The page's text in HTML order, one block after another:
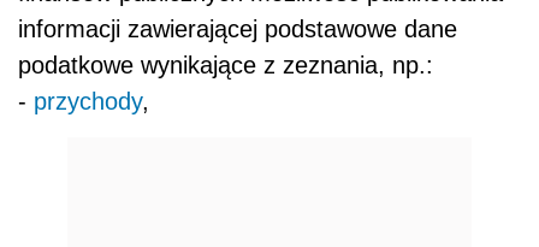
informacji zawierającej podstawowe dane
podatkowe wynikające z zeznania, np.:
- przychody,